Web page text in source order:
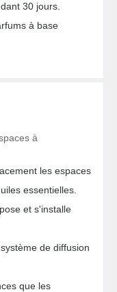
30 jours.
à base
à
les espaces
essentielles.
et s'installe
de diffusion
que les